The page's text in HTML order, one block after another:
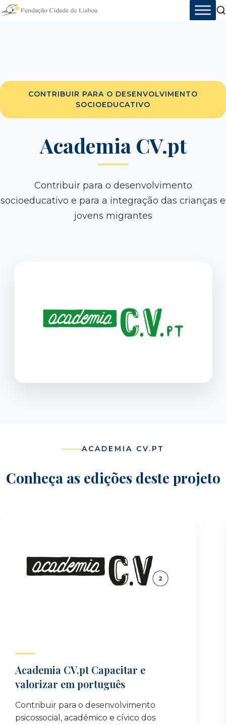
Skip
to
CONTRIBUIR PARA O DESENVOLVIMENTO
SOCIOEDUCATIVO
Academia CV.pt
Contribuir para o desenvolvimento
socioeducativo e para a integração das crianças e
jovens migrantes
ACADEMIA CV.PT
Conheça as edições deste projeto
Academia CV.pt Capacitar e
valorizar em português
Contribuir para o desenvolvimento
psicossocial, académico e cívico dos